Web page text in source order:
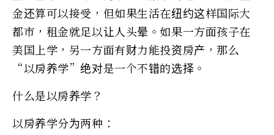
金还算可以接受，但如果生活在纽约这样国际大
都市，租金就足以让人头晕。如果一方面孩子在
美国上学，另一方面有财力能投资房产，那么
“以房养学”绝对是一个不错的选择。
什么是以房养学？
以房养学分为两种：